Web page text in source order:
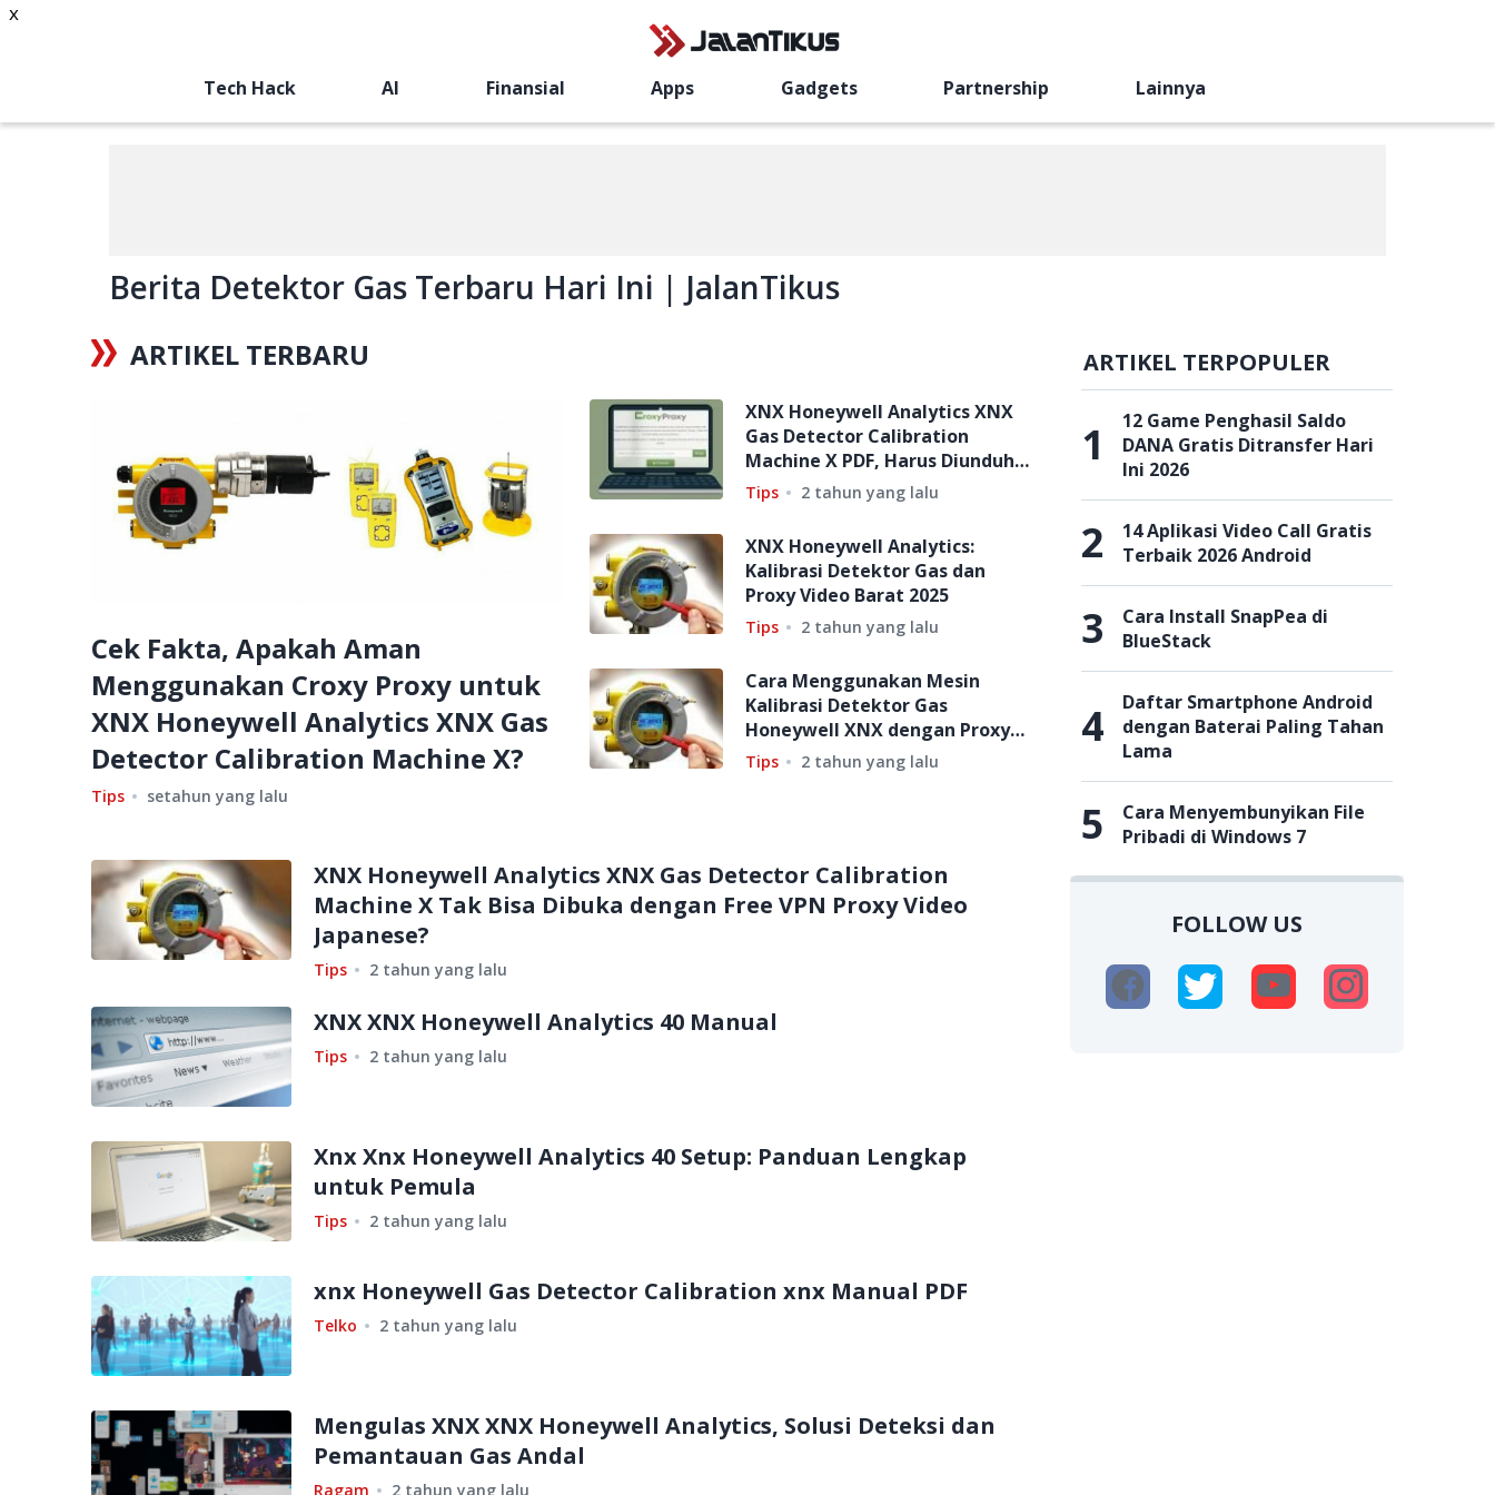
Tech Hack AI Finansial Apps Gadgets Partnership Lainnya
Berita Detektor Gas Terbaru Hari Ini | JalanTikus
ARTIKEL TERBARU
Cek Fakta, Apakah Aman
Menggunakan Croxy Proxy untuk
XNX Honeywell Analytics XNX Gas
Detector Calibration Machine X?
Tips setahun yang lalu
XNX Honeywell Analytics XNX
Gas Detector Calibration
Machine X PDF, Harus Diunduh
Pakai Croxy Proxy?
Tips 2 tahun yang lalu
XNX Honeywell Analytics:
Kalibrasi Detektor Gas dan
Proxy Video Barat 2025
Tips 2 tahun yang lalu
Cara Menggunakan Mesin
Kalibrasi Detektor Gas
Honeywell XNX dengan Proxy
Video Barat di 2025
Tips 2 tahun yang lalu
XNX Honeywell Analytics XNX Gas Detector Calibration
Machine X Tak Bisa Dibuka dengan Free VPN Proxy Video
Japanese?
Tips 2 tahun yang lalu
XNX XNX Honeywell Analytics 40 Manual
Tips 2 tahun yang lalu
Xnx Xnx Honeywell Analytics 40 Setup: Panduan Lengkap
untuk Pemula
Tips 2 tahun yang lalu
xnx Honeywell Gas Detector Calibration xnx Manual PDF
Telko 2 tahun yang lalu
Mengulas XNX XNX Honeywell Analytics, Solusi Deteksi dan
Pemantauan Gas Andal
Ragam 2 tahun yang lalu
ARTIKEL TERPOPULER
1
12 Game Penghasil Saldo
DANA Gratis Ditransfer Hari
Ini 2026
2
14 Aplikasi Video Call Gratis
Terbaik 2026 Android
3
Cara Install SnapPea di
BlueStack
4
Daftar Smartphone Android
dengan Baterai Paling Tahan
Lama
5
Cara Menyembunyikan File
Pribadi di Windows 7
FOLLOW US
x